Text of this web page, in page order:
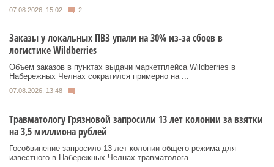
07.08.2026, 15:02 2
Заказы у локальных ПВЗ упали на 30% из-за сбоев в
логистике Wildberries
Объем заказов в пунктах выдачи маркетплейса Wildberries в
Набережных Челнах сократился примерно на ...
07.08.2026, 13:48
Травматологу Грязновой запросили 13 лет колонии за взятки
на 3,5 миллиона рублей
Гособвинение запросило 13 лет колонии общего режима для
известного в Набережных Челнах травматолога ...